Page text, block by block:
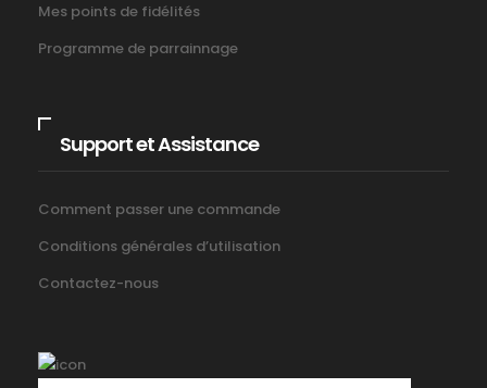
Mes points de fidélités
Programme de parrainnage
Support et Assistance
Comment passer une commande
Conditions générales d’utilisation
Contactez-nous